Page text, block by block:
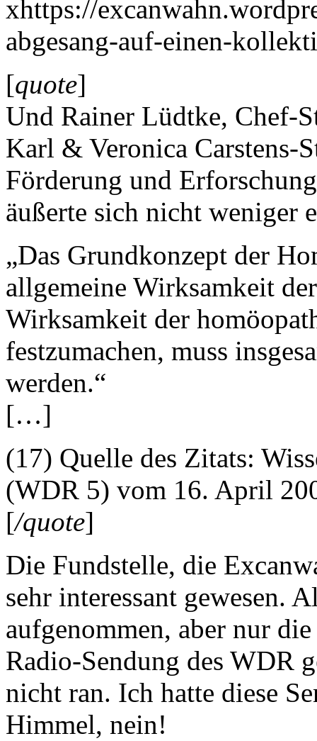
xhttps://
abgesang-auf-einen-
[quote]
Und Rainer Lüdtke, Chef-
Karl & Veronica
Förderung und
äußerte sich nicht weniger
„Das Grundkonzept der
allgemeine Wirksamkeit
Wirksamkeit der
festzumachen, muss
werden.“
[…]
(17) Quelle des Zitats:
(WDR 5) vom 16. April
[/quote]
Die Fundstelle, die
sehr interessant gewesen.
aufgenommen, aber nur
Radio-Sendung des WDR
nicht ran. Ich hatte diese
Himmel, nein!